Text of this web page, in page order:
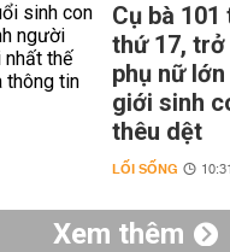
Cụ bà
thứ 17,
phụ nữ
giới sinh
thêu dệt
LỐI SỐNG
Xem thêm